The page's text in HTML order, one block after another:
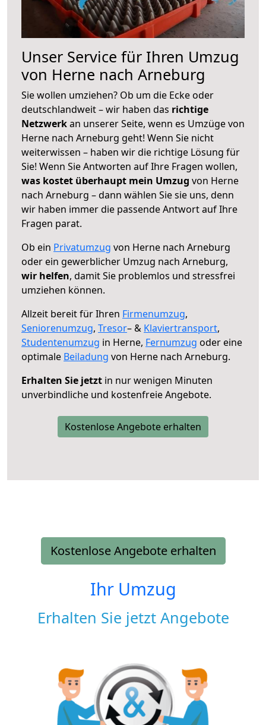
Unser Service für Ihren Umzug
von Herne nach Arneburg
Sie wollen umziehen? Ob um die Ecke oder
deutschlandweit – wir haben das richtige
Netzwerkan unserer Seite, wenn es Umzüge von
Herne nach Arneburg geht! Wenn Sie nicht
weiterwissen – haben wir die richtige Lösung für
Sie! Wenn Sie Antworten auf Ihre Fragen wollen,
was kostet überhaupt mein Umzug von Herne
nach Arneburg – dann wählen Sie sie uns, denn
wir haben immer die passende Antwort auf Ihre
Fragen parat.
Ob ein Privatumzug von Herne nach Arneburg
oder ein gewerblicher Umzug nach Arneburg,
wir helfen, damit Sie problemlos und stressfrei
umziehen können.
Allzeit bereit für Ihren Firmenumzug,
Seniorenumzug, Tresor– & Klaviertransport,
Studentenumzug in Herne, Fernumzug oder eine
optimale Beiladung von Herne nach Arneburg.
Erhalten Sie jetzt in nur wenigen Minuten
unverbindliche und kostenfreie Angebote.
Kostenlose Angebote erhalten
Kostenlose Angebote erhalten
Ihr Umzug
Erhalten Sie jetzt Angebote